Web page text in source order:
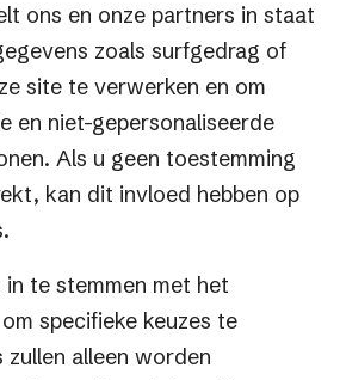
ons en onze partners in staat
zoals surfgedrag of
site te verwerken en om
en niet-gepersonaliseerde
Als u geen toestemming
kan dit invloed hebben op
in te stemmen met het
specifieke keuzes te
zullen alleen worden